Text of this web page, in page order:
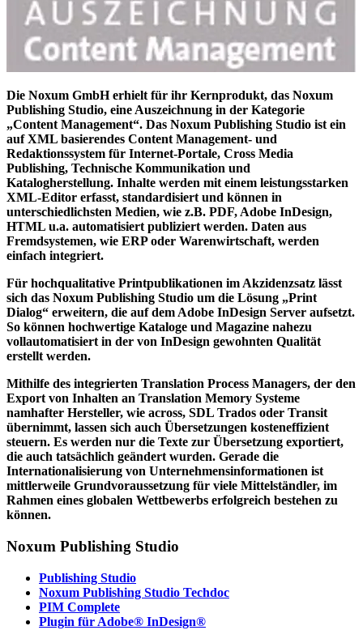
Die Noxum GmbH erhielt für ihr Kernprodukt, das Noxum
Publishing Studio, eine Auszeichnung in der Kategorie
„Content Management“. Das Noxum Publishing Studio ist ein
auf XML basierendes Content Management- und
Redaktionssystem für Internet-Portale, Cross Media
Publishing, Technische Kommunikation und
Katalogherstellung. Inhalte werden mit einem leistungsstarken
XML-Editor erfasst, standardisiert und können in
unterschiedlichsten Medien, wie z.B. PDF, Adobe InDesign,
HTML u.a. automatisiert publiziert werden. Daten aus
Fremdsystemen, wie ERP oder Warenwirtschaft, werden
einfach integriert.
Für hochqualitative Printpublikationen im Akzidenzsatz lässt
sich das Noxum Publishing Studio um die Lösung „Print
Dialog“ erweitern, die auf dem Adobe InDesign Server aufsetzt.
So können hochwertige Kataloge und Magazine nahezu
vollautomatisiert in der von InDesign gewohnten Qualität
erstellt werden.
Mithilfe des integrierten Translation Process Managers, der den
Export von Inhalten an Translation Memory Systeme
namhafter Hersteller, wie across, SDL Trados oder Transit
übernimmt, lassen sich auch Übersetzungen kosteneffizient
steuern. Es werden nur die Texte zur Übersetzung exportiert,
die auch tatsächlich geändert wurden. Gerade die
Internationalisierung von Unternehmensinformationen ist
mittlerweile Grundvoraussetzung für viele Mittelständler, im
Rahmen eines globalen Wettbewerbs erfolgreich bestehen zu
können.
Noxum Publishing Studio
Publishing Studio
Noxum Publishing Studio Techdoc
PIM Complete
Plugin für Adobe® InDesign®